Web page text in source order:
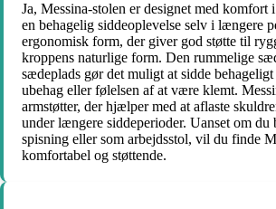
Ja, Messina-stolen er designet med komfort
en behagelig siddeoplevelse selv i længere
ergonomisk form, der giver god støtte til
kroppens naturlige form. Den rummelige
sædeplads gør det muligt at sidde
ubehag eller følelsen af at være klemt.
armstøtter, der hjælper med at aflaste
under længere siddeperioder. Uanset om du
spisning eller som arbejdsstol, vil du finde
komfortabel og støttende.